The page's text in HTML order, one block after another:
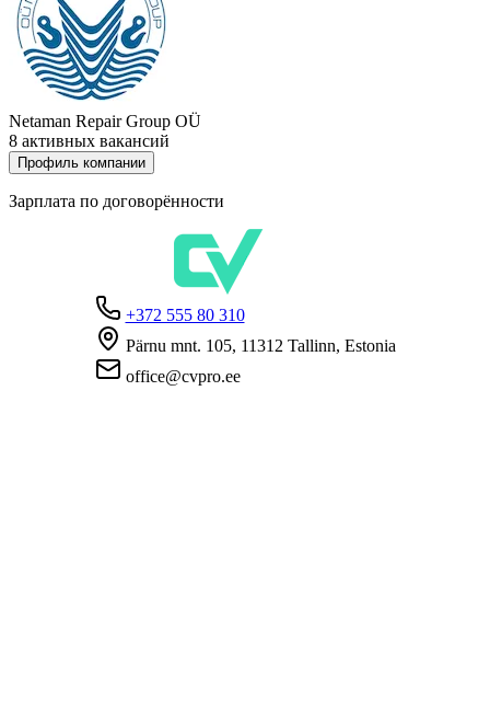
Netaman Repair Group OÜ
8 активных вакансий
Профиль компании
Зарплата по договорённости
+372 555 80 310
Pärnu mnt. 105, 11312 Tallinn, Estonia
office@cvpro.ee